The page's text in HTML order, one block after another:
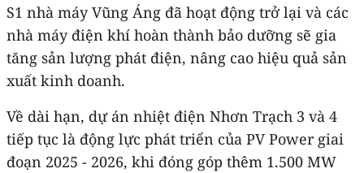
S1 nhà máy Vũng Áng đã hoạt động trở lại và các
nhà máy điện khí hoàn thành bảo dưỡng sẽ gia
tăng sản lượng phát điện, nâng cao hiệu quả sản
xuất kinh doanh.
Về dài hạn, dự án nhiệt điện Nhơn Trạch 3 và 4
tiếp tục là động lực phát triển của PV Power giai
đoạn 2025 - 2026, khi đóng góp thêm 1.500 MW